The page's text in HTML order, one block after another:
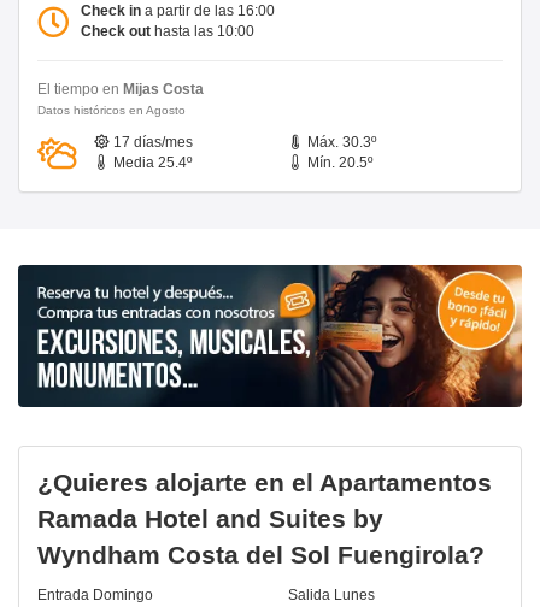
Check in a partir de las 16:00
Check out hasta las 10:00
El tiempo en Mijas Costa
Datos históricos en Agosto
17 días/mes
Máx. 30.3º
Media 25.4º
Mín. 20.5º
¿Quieres alojarte en el Apartamentos
Ramada Hotel and Suites by
Wyndham Costa del Sol Fuengirola?
Entrada Domingo Salida Lunes